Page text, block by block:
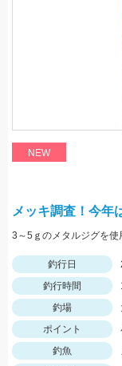
NEW
メッキ調査！今年
3～5ｇのメタルジグを
釣行日
釣行時間
釣場
ポイント
釣魚